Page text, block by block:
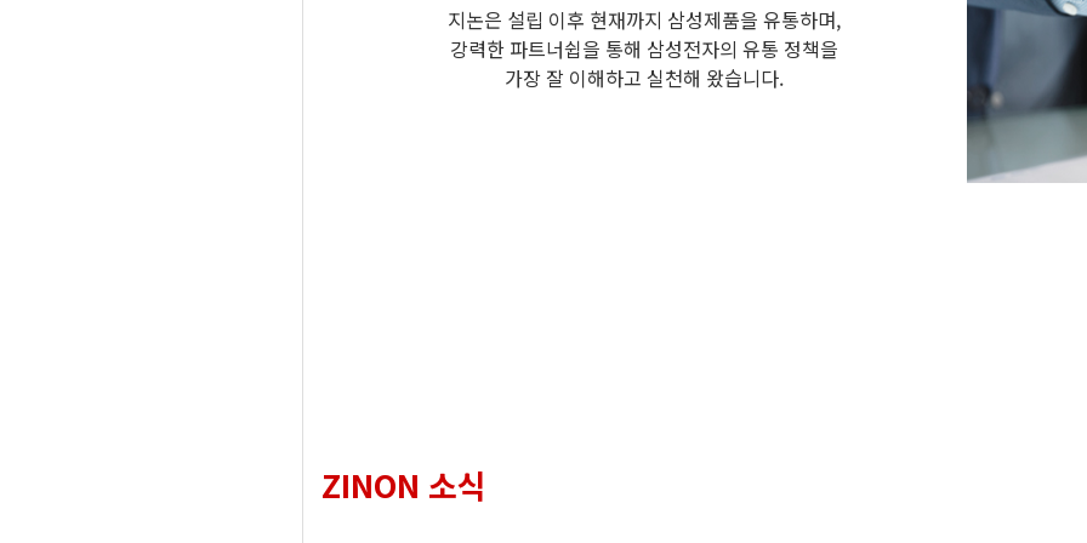
지논은 설립 이후 현재까지 삼성제품을 유통하며,
강력한 파트너쉽을 통해 삼성전자의 유통 정책을
가장 잘 이해하고 실천해 왔습니다.
ZINON 소식